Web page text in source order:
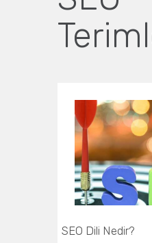
SEO Dili Nedir?